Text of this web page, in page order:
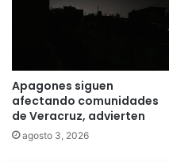
Apagones siguen
afectando comunidades
de Veracruz, advierten
agosto 3, 2026